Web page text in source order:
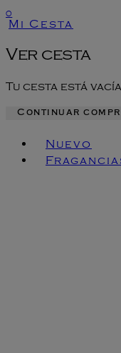
0
Mi Cesta
Ver cesta
Tu cesta está vacía
Continuar
Nuevo